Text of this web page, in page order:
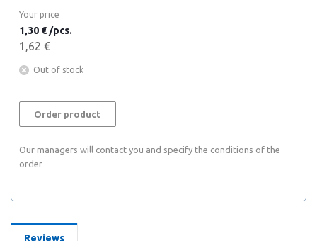
Your price
1,30 € /pcs.
1,62 €
Out of stock
Order product
Our managers will contact you and specify the conditions of the
order
Reviews